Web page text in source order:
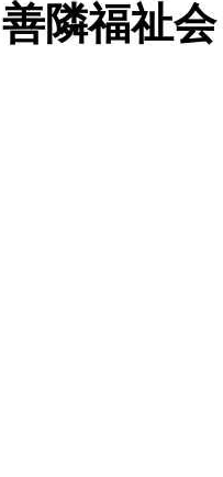
隣福祉